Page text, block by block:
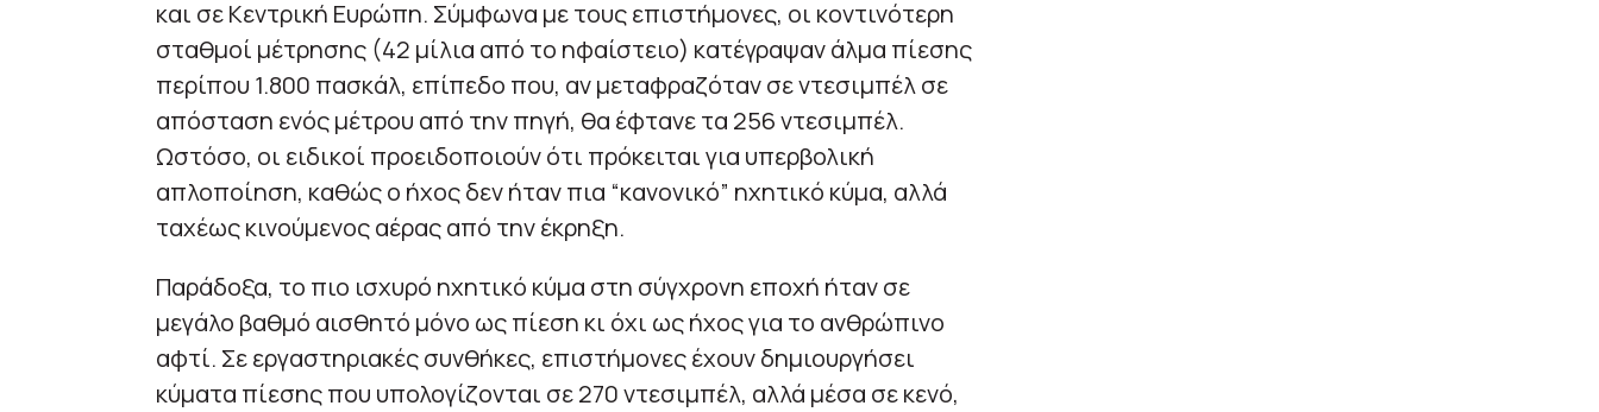
και σε Κεντρική Ευρώπη. Σύμφωνα με τους επιστήμονες, οι κοντινότερη
σταθμοί μέτρησης (42 μίλια από το ηφαίστειο) κατέγραψαν άλμα πίεσης
περίπου 1.800 πασκάλ, επίπεδο που, αν μεταφραζόταν σε ντεσιμπέλ σε
απόσταση ενός μέτρου από την πηγή, θα έφτανε τα 256 ντεσιμπέλ.
Ωστόσο, οι ειδικοί προειδοποιούν ότι πρόκειται για υπερβολική
απλοποίηση, καθώς ο ήχος δεν ήταν πια “κανονικό” ηχητικό κύμα, αλλά
ταχέως κινούμενος αέρας από την έκρηξη.
Παράδοξα, το πιο ισχυρό ηχητικό κύμα στη σύγχρονη εποχή ήταν σε
μεγάλο βαθμό αισθητό μόνο ως πίεση κι όχι ως ήχος για το ανθρώπινο
αφτί. Σε εργαστηριακές συνθήκες, επιστήμονες έχουν δημιουργήσει
κύματα πίεσης που υπολογίζονται σε 270 ντεσιμπέλ, αλλά μέσα σε κενό,